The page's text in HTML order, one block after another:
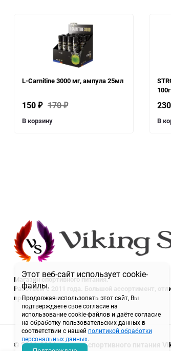
Этот веб-сайт использует cookie-
файлы.
Продолжая использовать этот сайт, Вы
подтверждаете свое согласие на
использование cookie-файлов и даёте согласие
на обработку пользовательских данных в
соответствии с нашей политикой обработки
персональных данных.
L-Carnitine 3000 мг, ампула 25мл
150 ₽ 170₽
В корзину
100г
230
В
Магазин спортивного питания.
Работаем с 2011 года. Большой ассортимент,
приятные цены.
© 2011-2026 магазин спортивного питания